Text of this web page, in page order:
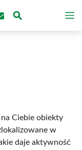
Ciebie obiekty
w
daje aktywność